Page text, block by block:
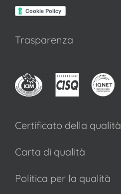
Trasparenza
Certificato della qualità
Carta di qualità
Politica per la qualità